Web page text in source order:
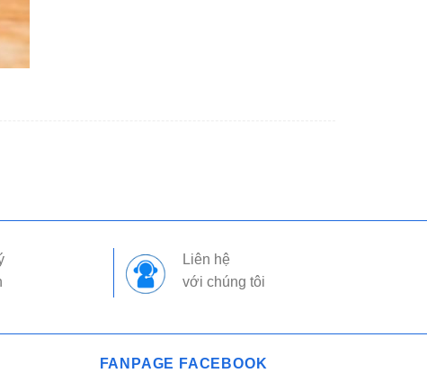
Liên hệ
với chúng tôi
FANPAGE FACEBOOK